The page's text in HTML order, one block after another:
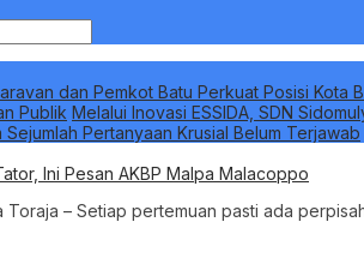
dan Pemkot Batu Perkuat Posisi Kota
Publik Melalui Inovasi ESSIDA, SDN
Pertanyaan Krusial Belum Terjawab
Ini Pesan AKBP Malpa Malacoppo
Toraja – Setiap pertemuan pasti ada